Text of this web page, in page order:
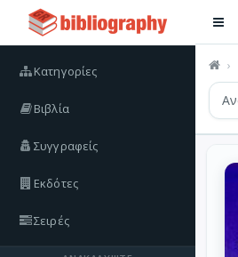
Κατηγορίες
Βιβλία
Συγγραφείς
Εκδότες
Σειρές